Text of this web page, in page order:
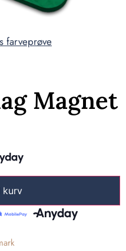
farveprøve
Magnet